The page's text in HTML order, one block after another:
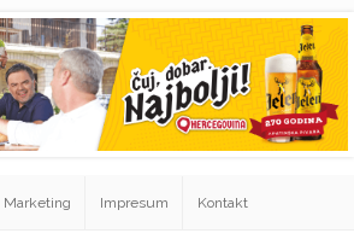
Marketing Impresum Kontakt